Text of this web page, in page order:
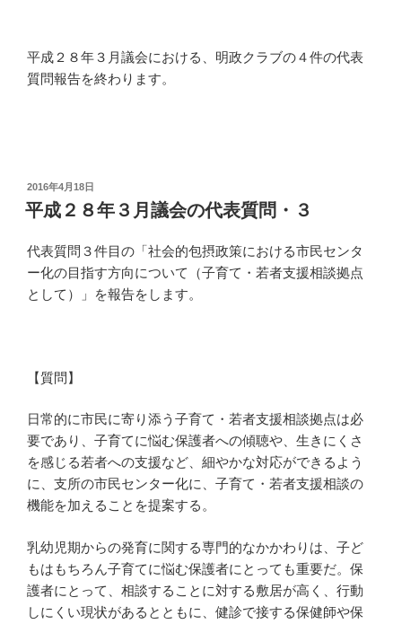
平成２８年３月議会における、明政クラブの４件の代表
質問報告を終わります。
投
稿
日:
2016年4月18日
平成２８年３月議会の代表質問・３
代表質問３件目の「社会的包摂政策における市民センタ
ー化の目指す方向について（子育て・若者支援相談拠点
として）」を報告をします。
【質問】
日常的に市民に寄り添う子育て・若者支援相談拠点は必
要であり、子育てに悩む保護者への傾聴や、生きにくさ
を感じる若者への支援など、細やかな対応ができるよう
に、支所の市民センター化に、子育て・若者支援相談の
機能を加えることを提案する。
乳幼児期からの発育に関する専門的なかかわりは、子ど
もはもちろん子育てに悩む保護者にとっても重要だ。保
護者にとって、相談することに対する敷居が高く、行動
しにくい現状があるとともに、健診で接する保健師や保